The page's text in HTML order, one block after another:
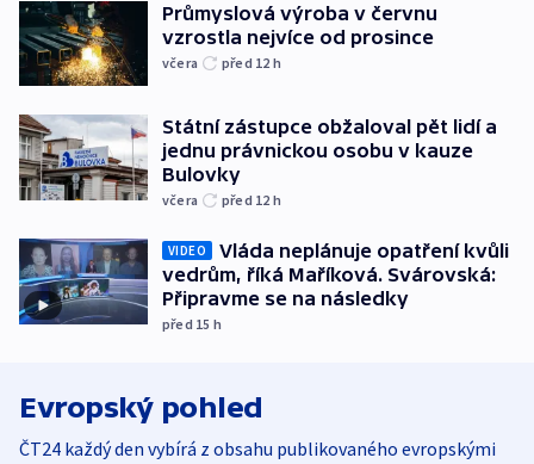
Průmyslová výroba v červnu
vzrostla nejvíce od prosince
včera před 12 h
Státní zástupce obžaloval pět lidí a
jednu právnickou osobu v kauze
Bulovky
včera před 12 h
VIDEO
Vláda neplánuje opatření kvůli
vedrům, říká Maříková. Svárovská:
Připravme se na následky
před 15 h
Evropský pohled
ČT24 každý den vybírá z obsahu publikovaného evropskými